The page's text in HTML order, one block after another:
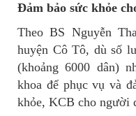
Đảm bảo sức khỏe
Theo BS Nguyễn
huyện Cô Tô, dù số
(khoảng 6000 dân)
khoa để phục vụ và
khỏe, KCB cho người